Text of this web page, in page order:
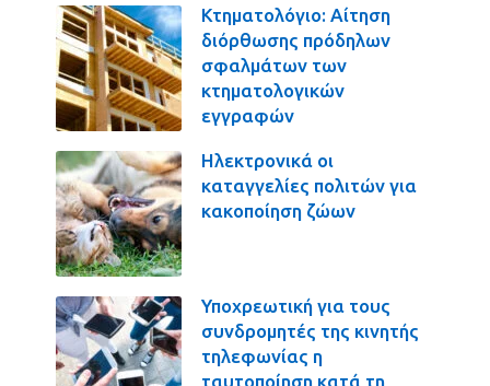
Κτηματολόγιο: Αίτηση
διόρθωσης πρόδηλων
σφαλμάτων των
κτηματολογικών
εγγραφών
Ηλεκτρονικά οι
καταγγελίες πολιτών για
κακοποίηση ζώων
Υποχρεωτική για τους
συνδρομητές της κινητής
τηλεφωνίας η
ταυτοποίηση κατά τη